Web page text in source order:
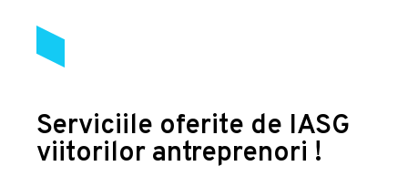
Serviciile oferite de IASG
viitorilor antreprenori !